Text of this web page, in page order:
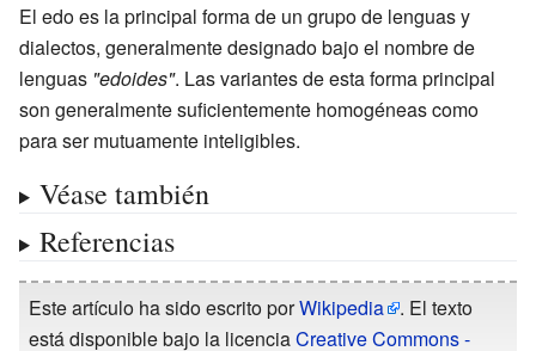
El edo es la principal forma de un grupo de lenguas y
dialectos, generalmente designado bajo el nombre de
lenguas "edoides". Las variantes de esta forma principal
son generalmente suficientemente homogéneas como
para ser mutuamente inteligibles.
Véase también
Referencias
Este artículo ha sido escrito porWikipedia
. El texto
está disponible bajo la licenciaCreative Commons -